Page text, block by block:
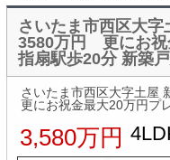
さいたま市西区大
3580万円 更にお祝
指扇駅歩20分 新築
さいたま市西区大字土屋
更にお祝金最大20万円プ
3,580万円